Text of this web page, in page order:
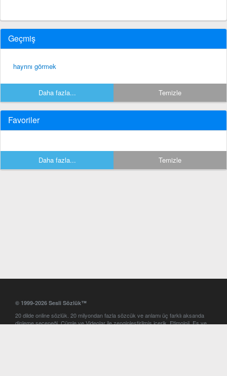
Geçmiş
hayrını görmek
Daha fazla... Temizle
Favoriler
Daha fazla... Temizle
© 1999-2026 Sesli Sözlük™
20 dilde online sözlük. 20 milyondan fazla sözcük ve anlamı üç farklı aksanda
dinleme seçeneği. Cümle ve Videolar ile zenginleştirilmiş içerik. Etimoloji, Eş ve